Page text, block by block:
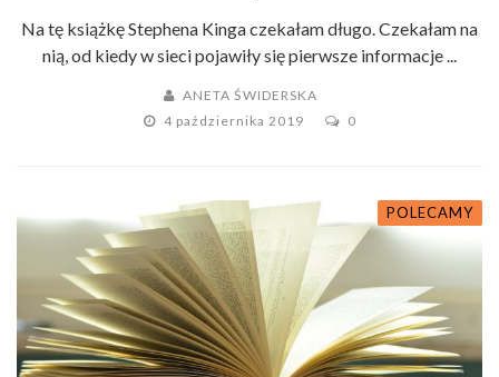
Na tę książkę Stephena Kinga czekałam długo. Czekałam na
nią, od kiedy w sieci pojawiły się pierwsze informacje ...
ANETA ŚWIDERSKA
4 października 2019
0
POLECAMY